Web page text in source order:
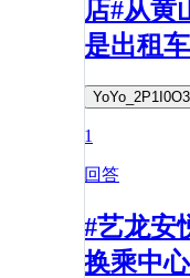
店#从黄
是出租车
1
回答
#艺龙安
换乘中